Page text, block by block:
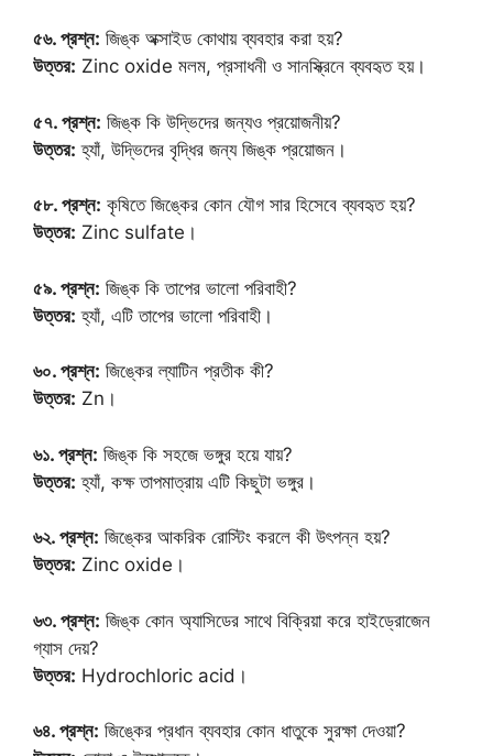
৫৬. প্রশ্ন: জিঙ্ক অক্সাইড কোথায় ব্যবহার করা হয়?
উত্তর: Zinc oxide মলম, প্রসাধনী ও সানস্ক্রিনে ব্যবহৃত হয়।
৫৭. প্রশ্ন: জিঙ্ক কি উদ্ভিদের জন্যও প্রয়োজনীয়?
উত্তর: হ্যাঁ, উদ্ভিদের বৃদ্ধির জন্য জিঙ্ক প্রয়োজন।
৫৮. প্রশ্ন: কৃষিতে জিঙ্কের কোন যৌগ সার হিসেবে ব্যবহৃত হয়?
উত্তর: Zinc sulfate।
৫৯. প্রশ্ন: জিঙ্ক কি তাপের ভালো পরিবাহী?
উত্তর: হ্যাঁ, এটি তাপের ভালো পরিবাহী।
৬০. প্রশ্ন: জিঙ্কের ল্যাটিন প্রতীক কী?
উত্তর: Zn।
৬১. প্রশ্ন: জিঙ্ক কি সহজে ভঙ্গুর হয়ে যায়?
উত্তর: হ্যাঁ, কক্ষ তাপমাত্রায় এটি কিছুটা ভঙ্গুর।
৬২. প্রশ্ন: জিঙ্কের আকরিক রোস্টিং করলে কী উৎপন্ন হয়?
উত্তর: Zinc oxide।
৬৩. প্রশ্ন: জিঙ্ক কোন অ্যাসিডের সাথে বিক্রিয়া করে হাইড্রোজেন
গ্যাস দেয়?
উত্তর: Hydrochloric acid।
৬৪. প্রশ্ন: জিঙ্কের প্রধান ব্যবহার কোন ধাতুকে সুরক্ষা দেওয়া?